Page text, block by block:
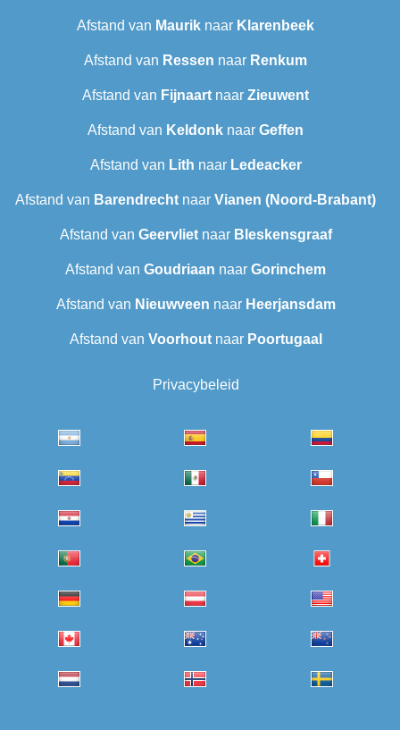
Afstand van Maurik naar Klarenbeek
Afstand van Ressen naar Renkum
Afstand van Fijnaart naar Zieuwent
Afstand van Keldonk naar Geffen
Afstand van Lith naar Ledeacker
Afstand van Barendrecht‎ naar Vianen (Noord-Brabant)
Afstand van Geervlietnaar Bleskensgraaf
Afstand van Goudriaan naar Gorinchem
Afstand van Nieuwveen naar Heerjansdam
Afstand van Voorhoutnaar Poortugaal
Privacybeleid